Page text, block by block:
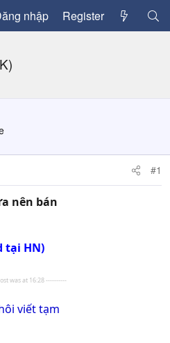
nhập Register
#1
nên bán
tại HN)
was at 16:28 ----------
viết tạm